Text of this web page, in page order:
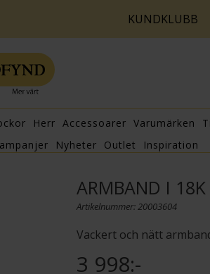
KUNDKLUBB
Herr Accessoarer Varumärken
Nyheter Outlet Inspiration
ARMBAND I
Artikelnummer: 20003604
Vackert och nätt
3 998:-